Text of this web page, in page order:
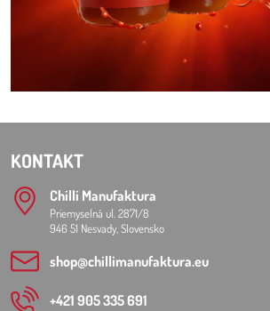
KONTAKT
Chilli Manufaktura
Priemyselná ul. 2871/8
946 51 Nesvady, Slovensko
shop​@chillimanufaktura​.eu
+421 905 335 691